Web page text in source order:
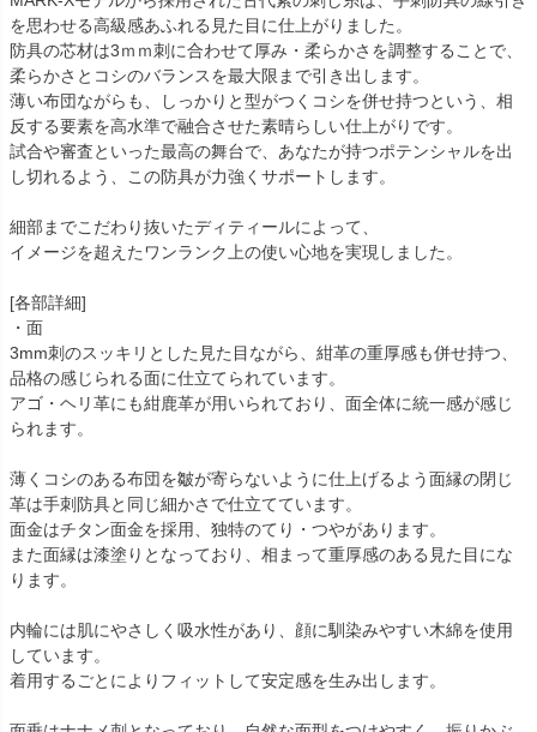
を思わせる高級感あふれる見た目に仕上がりました。
防具の芯材は3ｍｍ刺に合わせて厚み・柔らかさを調整することで、
柔らかさとコシのバランスを最大限まで引き出します。
薄い布団ながらも、しっかりと型がつくコシを併せ持つという、相
反する要素を高水準で融合させた素晴らしい仕上がりです。
試合や審査といった最高の舞台で、あなたが持つポテンシャルを出
し切れるよう、この防具が力強くサポートします。
細部までこだわり抜いたディティールによって、
イメージを超えたワンランク上の使い心地を実現しました。
[各部詳細]
・面
3mm刺のスッキリとした見た目ながら、紺革の重厚感も併せ持つ、
品格の感じられる面に仕立てられています。
アゴ・ヘリ革にも紺鹿革が用いられており、面全体に統一感が感じ
られます。
薄くコシのある布団を皺が寄らないように仕上げるよう面縁の閉じ
革は手刺防具と同じ細かさで仕立てています。
面金はチタン面金を採用、独特のてり・つやがあります。
また面縁は漆塗りとなっており、相まって重厚感のある見た目にな
ります。
内輪には肌にやさしく吸水性があり、顔に馴染みやすい木綿を使用
しています。
着用するごとによりフィットして安定感を生み出します。